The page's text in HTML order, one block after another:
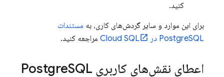
کنید.
برای این موارد و سایر گردش‌های کاری، به مستندات
PostgreSQL در
Cloud SQL مراجعه کنید.
اعطای نقش‌های کاربری Postgre SQL